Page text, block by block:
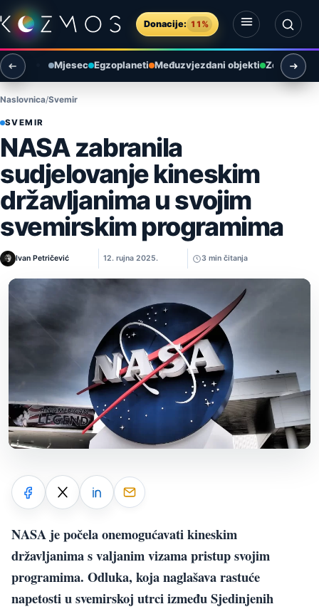
Preskoči na sadržaj
Donacije: 11%
Otvori izbornik
Otvori pretragu
Mjesec Egzoplaneti Međuzvjezdani objekti Zemlja i
Naslovnica Svemir
SVEMIR
NASA zabranila
sudjelovanje kineskim
državljanima u svojim
svemirskim programima
Ivan Petričević 12. rujna 2025. 3 min čitanja
NASA je počela onemogućavati kineskim
državljanima s valjanim vizama pristup svojim
programima. Odluka, koja naglašava rastuće
napetosti u svemirskoj utrci između Sjedinjenih